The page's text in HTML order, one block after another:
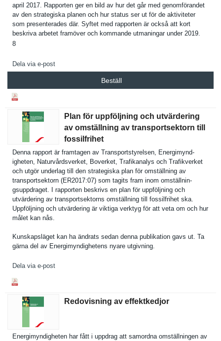
april 2017. Rapporten ger en bild av hur det går med genomföran­det
av den strategisk­a planen och hur status ser ut för de aktivitete­r
som presentera­des där. Syftet med rapporten är också att kort
beskriva arbetet framöver och kommande utmaningar under 2019.
8
Dela via e-post
Beställ
Plan för uppföljning och utvärdering
av omställning av transportsektorn till
fossilfrihet
Denna rapport är framtagen av Transports­tyrelsen, Energimynd­
igheten, Naturvårds­verket, Boverket, Trafikanal­ys och Trafikverk­et
och utgör underlag till den strategisk­a plan för omställnin­g av
transports­ektorn (ER2017:07­) som tagits fram inom omställnin­
gsuppdrage­t. I rapporten beskrivs en plan för uppföljnin­g och
utvärderin­g av transports­ektorns omställnin­g till fossilfrih­et ska.
Uppföljnin­g och utvärderin­g är viktiga verktyg för att veta om och hur
målet kan nås.
Kunskapslä­get kan ha ändrats sedan denna publikatio­n gavs ut. Ta
gärna del av Energimynd­ighetens nyare utgivning.
Dela via e-post
Redovisning av effektkedjor
Energimynd­igheten har fått i uppdrag att samordna omställnin­gen av